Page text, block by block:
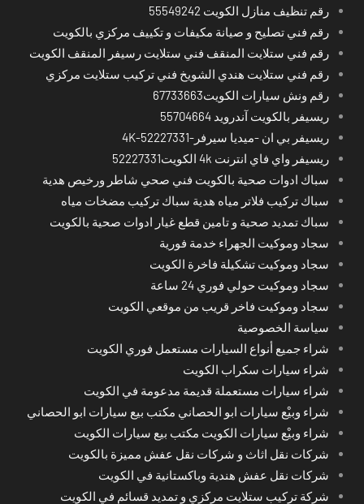
رقم تنظيف منازل الكويت 55549242
رقم فني تصليح و صيانة مكيفات و تكييف مركزي بالكويت
رقم فني ستلايت المنقف فني ستلايت رسيفر المنقف الكويت
رقم فني ستلايت هندي الشويخ فني تركيب ستلايت مركزي
رقم ونش سيارات الكويت67733663
ريسيفر بالكويت آندرويد 55704664
ريسيفر بي ان -ميديا سيرفر-4K-52227331
ريسيفر واي فاي انترنت 4k الكويت52227331
سباك ادوات صحية بالكويت فني صحي شاطر ورخيص هدية
سباك تركيب فلاتر مياه هدية سباك تركيب مضخات مياه
سباك تمديد صحية و تامين قطع غيار ادوات صحية بالكويت
سجاد وموكيت الجهراء خدمة فورية
سجاد وموكيت تشكيلة فاخرة الكويت
سجاد وموكيت حولي فوري 24 ساعة
سجاد وموكيت فاخر قريب من موقعي الكويت
سياسة الخصوصية
شراء جميع أنواع السيارات مستعمل فوري الكويت
شراء سيارات سكراب الكويت
شراء سيارات مستعملة قديمة مدعومة في الكويت
شراء وبيْع سيارات ابو الحصاني مكتب بيع سيارات ابو الحصاني
شراء وبيْع سيارات الكويت مكتب بيع سيارات الكويت
شركات نقل اثاث و شركات نقل عفش مميزة بالكويت
شركات نقل عفش هندية وباكستانية في الكويت
شركة تركيب ستلايت مركزي و تمديد قسائم في الكويت